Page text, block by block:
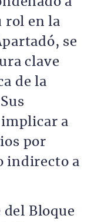
rol en la
se
clave
de la
implicar a
por
indirecto a
Bloque